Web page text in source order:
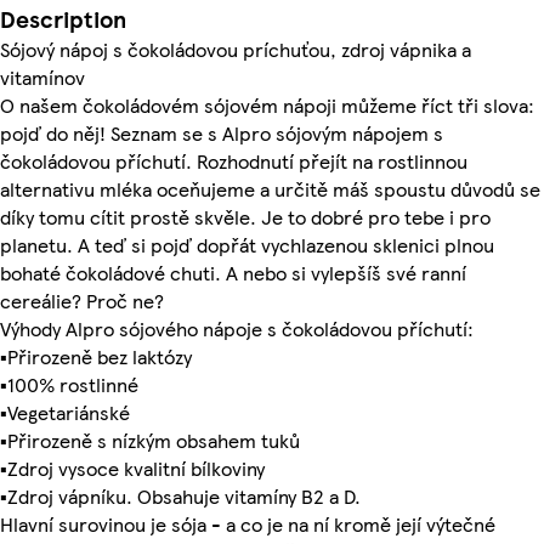
Description
Sójový nápoj s čokoládovou príchuťou, zdroj vápnika a
vitamínov
O našem čokoládovém sójovém nápoji můžeme říct tři slova:
pojď do něj! Seznam se s Alpro sójovým nápojem s
čokoládovou příchutí. Rozhodnutí přejít na rostlinnou
alternativu mléka oceňujeme a určitě máš spoustu důvodů se
díky tomu cítit prostě skvěle. Je to dobré pro tebe i pro
planetu. A teď si pojď dopřát vychlazenou sklenici plnou
bohaté čokoládové chuti. A nebo si vylepšíš své ranní
cereálie? Proč ne?
Výhody Alpro sójového nápoje s čokoládovou příchutí:
▪Přirozeně bez laktózy
▪100% rostlinné
▪Vegetariánské
▪Přirozeně s nízkým obsahem tuků
▪Zdroj vysoce kvalitní bílkoviny
▪Zdroj vápníku. Obsahuje vitamíny B2 a D.
Hlavní surovinou je sója - a co je na ní kromě její výtečné